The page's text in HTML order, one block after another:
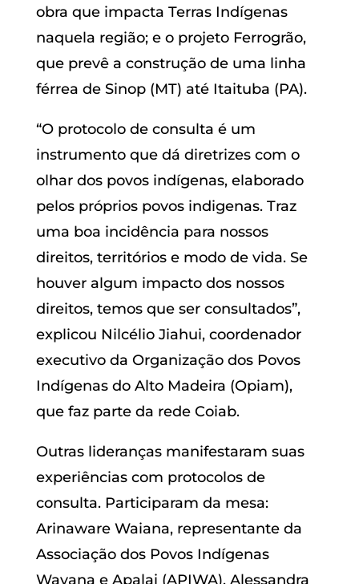
obra que impacta Terras Indígenas
naquela região; e o projeto Ferrogrão,
que prevê a construção de uma linha
férrea de Sinop (MT) até Itaituba (PA).
“O protocolo de consulta é um
instrumento que dá diretrizes com o
olhar dos povos indígenas, elaborado
pelos próprios povos indigenas. Traz
uma boa incidência para nossos
direitos, territórios e modo de vida. Se
houver algum impacto dos nossos
direitos, temos que ser consultados”,
explicou Nilcélio Jiahui, coordenador
executivo da Organização dos Povos
Indígenas do Alto Madeira (Opiam),
que faz parte da rede Coiab.
Outras lideranças manifestaram suas
experiências com protocolos de
consulta. Participaram da mesa:
Arinaware Waiana, representante da
Associação dos Povos Indígenas
Wayana e Apalai (APIWA), Alessandra